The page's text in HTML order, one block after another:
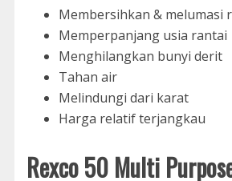
Membersihkan & melumasi
Memperpanjang usia rantai
Menghilangkan bunyi derit
Tahan air
Melindungi dari karat
Harga relatif terjangkau
Rexco 50 Multi